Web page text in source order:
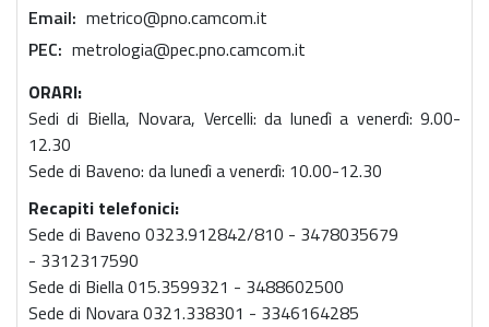
Email metrico@pno.camcom.it
PEC metrologia@pec.pno.camcom.it
ORARI:
Sedi di Biella, Novara, Vercelli: da lunedì a venerdì: 9.00-
12.30
Sede di Baveno: da lunedì a venerdì: 10.00-12.30
Recapiti telefonici:
Sede di Baveno 0323.912842/810 - 3478035679
- 3312317590
Sede di Biella 015.3599321 - 3488602500
Sede di Novara 0321.338301 - 3346164285